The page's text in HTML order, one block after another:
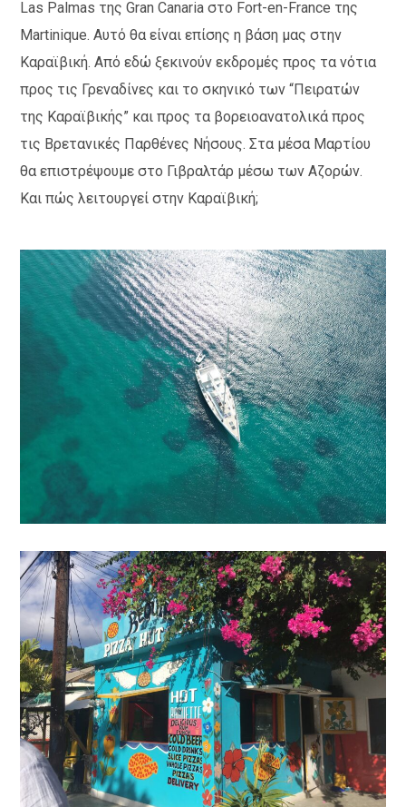
Las Palmas της Gran Canaria στο Fort-en-France της
Martinique. Αυτό θα είναι επίσης η βάση μας στην
Καραϊβική. Από εδώ ξεκινούν εκδρομές προς τα νότια
προς τις Γρεναδίνες και το σκηνικό των “Πειρατών
της Καραϊβικής” και προς τα βορειοανατολικά προς
τις Βρετανικές Παρθένες Νήσους. Στα μέσα Μαρτίου
θα επιστρέψουμε στο Γιβραλτάρ μέσω των Αζορών.
Και πώς λειτουργεί στην Καραϊβική;